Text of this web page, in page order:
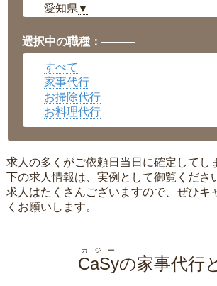
愛知県 ▼
岡山県▼
広島県▼
沖縄県
選択中の職種：———
すべて
家事代行
お掃除代行
お料理代行
求人の多くがご依頼日当日に確定してし
下の求人情報は、実例として御覧くださ
求人はたくさんございますので、ぜひキ
くお願いします。
CaSy
カジー
の家事代行